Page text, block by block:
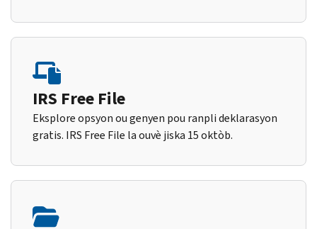
IRS Free File
Eksplore opsyon ou genyen pou ranpli deklarasyon
gratis. IRS Free File la ouvè jiska 15 oktòb.